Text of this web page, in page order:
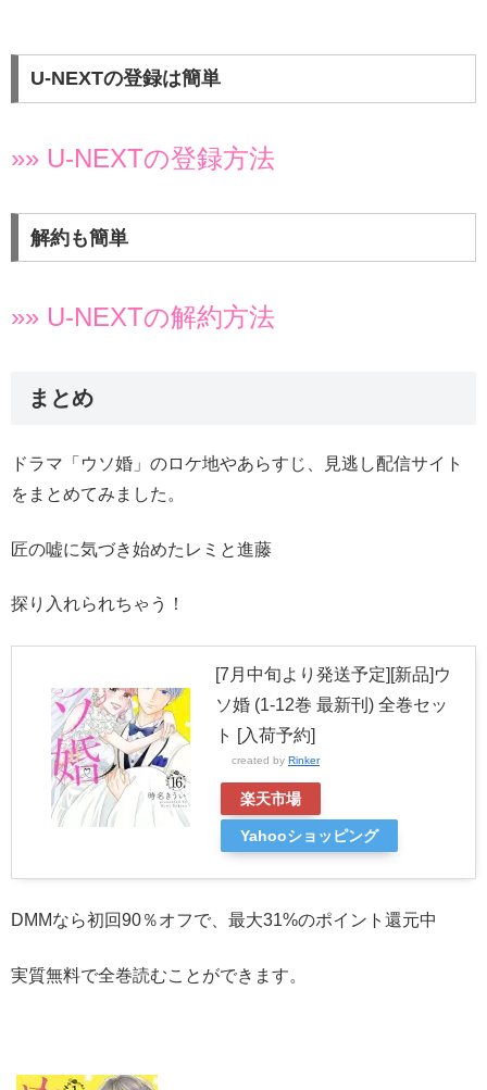
U-NEXTの登録は簡単
»» U-NEXTの登録方法
解約も簡単
»» U-NEXTの解約方法
まとめ
ドラマ「ウソ婚」のロケ地やあらすじ、見逃し配信サイト
をまとめてみました。
匠の嘘に気づき始めたレミと進藤
探り入れられちゃう！
[7月中旬より発送予定][新品]ウ
ソ婚 (1-12巻 最新刊) 全巻セッ
ト [入荷予約]
created by Rinker
楽天市場
Yahooショッピング
DMMなら初回90％オフで、最大31%のポイント還元中
実質無料で全巻読むことができます。